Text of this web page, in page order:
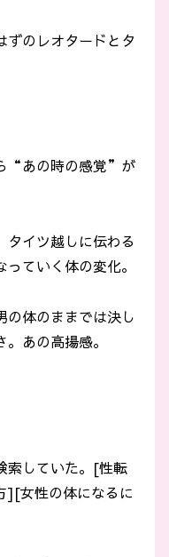
ずのレオタードとタ
“あの時の感覚”が
タイツ越しに伝わる
ていく体の変化。
の体のままでは決し
あの高揚感。
索していた。[性転
女性の体になるに